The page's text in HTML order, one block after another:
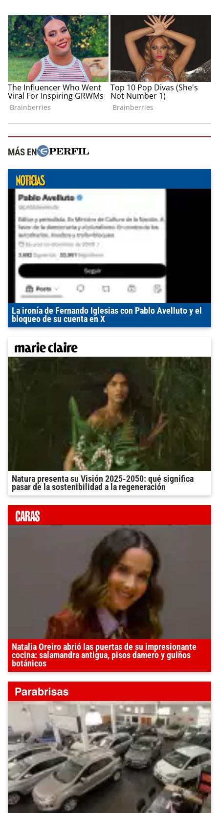
MÁS EN
La ironía de Fernando Iglesias con Pablo Avelluto y el
bloqueo de su cuenta en X
Natura presenta su Visión 2025-2050: qué significa
pasar de la sostenibilidad a la regeneración
Natalia Oreiro abrió las puertas de su impresionante
cocina: salamandra antigua, pisos damero y guiños
botánicos